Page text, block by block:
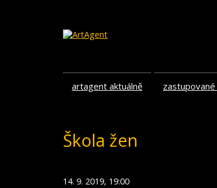
artagent aktuálně
Škola žen
14. 9. 2019, 19:00